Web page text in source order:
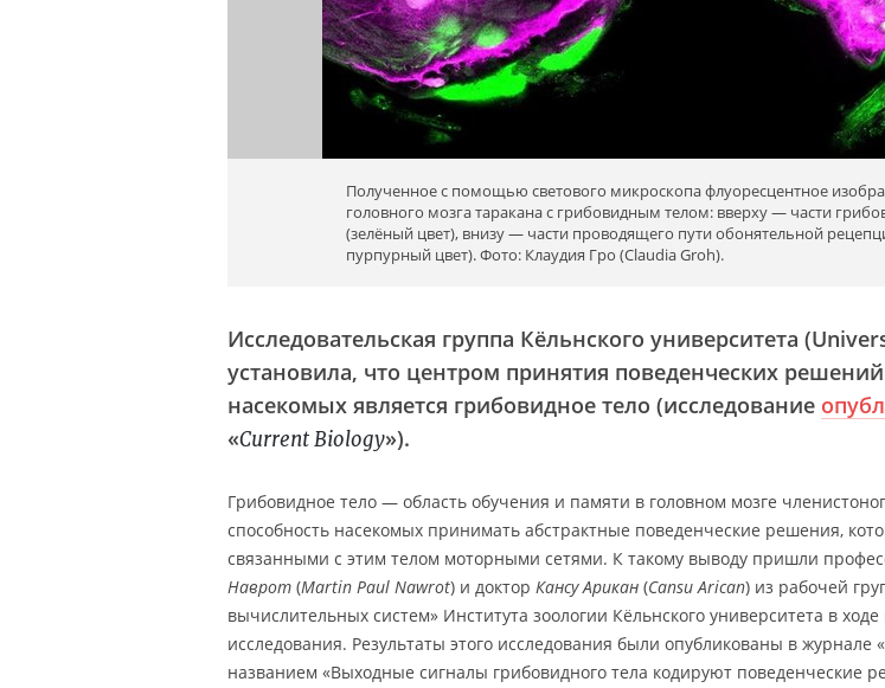
Полученное с помощью светового микроскопа флуоресцентное
головного мозга таракана с грибовидным телом: вверху — части
(зелёный цвет), внизу — части проводящего пути обонятельной
пурпурный цвет). Фото: Клаудия Гро (Claudia Groh).
Исследовательская группа Кёльнского университета
установила, что центром принятия поведенческих
насекомых является грибовидное тело (исследование
«Current Biology»).
Грибовидное тело — область обучения и памяти в головном мозге
способность насекомых принимать абстрактные поведенческие решения,
связанными с этим телом моторными сетями. К такому выводу пришли
Наврот (Martin Paul Nawrot) и доктор Кансу Арикан (Cansu Arican) из рабочей
вычислительных систем» Института зоологии Кёльнского университета в
исследования. Результаты этого исследования были опубликованы в журнале «
названием «Выходные сигналы грибовидного тела кодируют поведенческие